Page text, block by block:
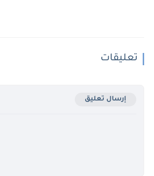
تعليقات
إرسال تعليق